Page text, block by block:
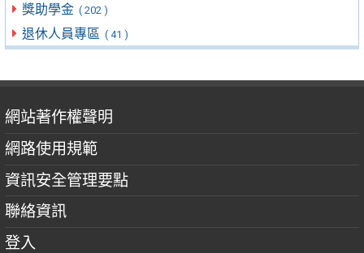
獎助學金 ( 202 )
退休人員專區 ( 41 )
網站著作權聲明
網路使用規範
資訊安全管理要點
聯絡資訊
登入